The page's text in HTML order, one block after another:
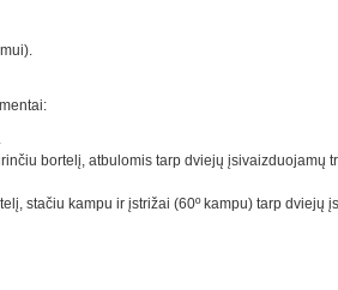
:
bortelį, atbulomis tarp dviejų įsivaizduojamų
stačiu kampu ir įstrižai (60º kampu) tarp dviejų